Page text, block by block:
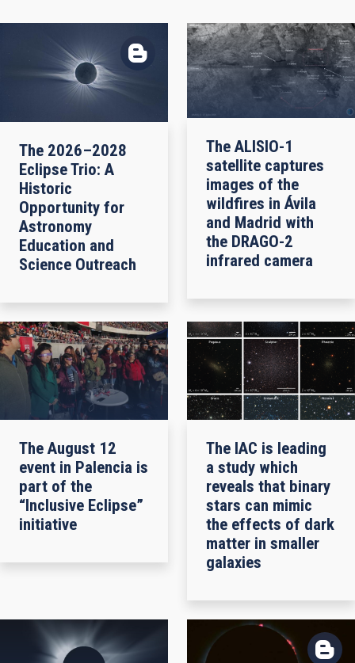
The 2026–2028
Eclipse Trio: A
Historic
Opportunity for
Astronomy
Education and
Science Outreach
The ALISIO-1
satellite captures
images of the
wildfires in Ávila
and Madrid with
the DRAGO-2
infrared camera
The August 12
event in Palencia is
part of the
“Inclusive Eclipse”
initiative
The IAC is leading
a study which
reveals that binary
stars can mimic
the effects of dark
matter in smaller
galaxies